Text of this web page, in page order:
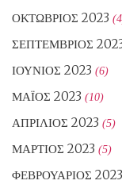
ΟΚΤΏΒΡΙΟΣ 2023
ΣΕΠΤΈΜΒΡΙΟΣ
ΙΟΎΝΙΟΣ 2023 (6)
ΜΆΙΟΣ 2023 (10)
ΑΠΡΊΛΙΟΣ 2023 (5)
ΜΆΡΤΙΟΣ 2023 (5)
ΦΕΒΡΟΥΆΡΙΟΣ 2023